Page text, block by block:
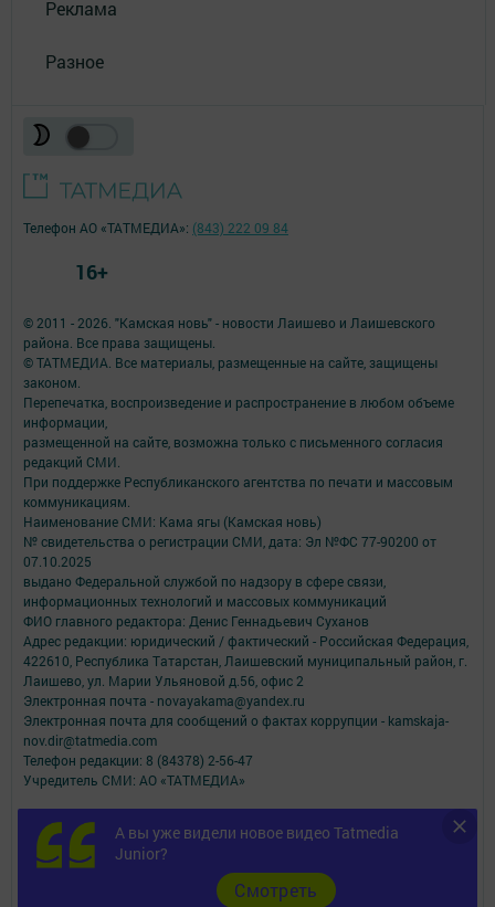
Реклама
Разное
А вы уже видели новое видео Tatmedia
Junior?
Cмотреть
© 2011 - 2026. "Камская новь" - новости Лаишево и Лаишевского
района. Все права защищены.
© ТАТМЕДИА. Все материалы, размещенные на сайте, защищены
законом.
Перепечатка, воспроизведение и распространение в любом объеме
информации,
размещенной на сайте, возможна только с письменного согласия
редакций СМИ.
При поддержке Республиканского агентства по печати и массовым
коммуникациям.
Наименование СМИ: Кама ягы (Камская новь)
№ свидетельства о регистрации СМИ, дата: Эл №ФC 77-90200 от
07.10.2025
выдано Федеральной службой по надзору в сфере связи,
информационных технологий и массовых коммуникаций
ФИО главного редактора: Денис Геннадьевич Суханов
Адрес редакции: юридический / фактический - Российская Федерация,
422610, Республика Татарстан, Лаишевский муниципальный район, г.
Лаишево, ул. Марии Ульяновой д.56, офис 2
Электронная почта - novayakama@yandex.ru
Электронная почта для сообщений о фактах коррупции - kamskaja-
nov.dir@tatmedia.com
Телефон редакции: 8 (84378) 2-56-47
Учредитель СМИ: АО «ТАТМЕДИА»
Антикоррупционная политика
АО «ТАТМЕДИА» использует «cookie»для персонализации сервисов и
удобства пользователей сайтом.
Использование «cookie» можно отменить в настройках браузера.
Политика конфиденциальности
Телефон АО «ТАТМЕДИА»: (843) 222 09 84
16+